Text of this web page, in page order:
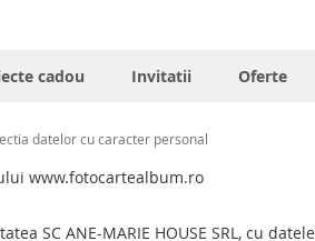
cadou Invitatii Oferte
datelor cu caracter personal
www.fotocartealbum.ro
SC ANE-MARIE HOUSE SRL, cu